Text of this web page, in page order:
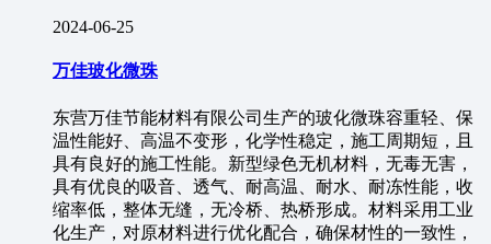
2024-06-25
万佳玻化微珠
东营万佳节能材料有限公司生产的玻化微珠容重轻、保
温性能好、高温不变形，化学性稳定，施工周期短，且
具有良好的施工性能。新型绿色无机材料，无毒无害，
具有优良的吸音、透气、耐高温、耐水、耐冻性能，收
缩率低，整体无缝，无冷桥、热桥形成。材料采用工业
化生产，对原材料进行优化配合，确保材性的一致性，